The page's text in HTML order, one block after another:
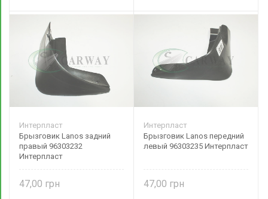
Интерпласт
Брызговик Lanos задний
правый 96303232
Интерпласт
47,00
Интерпласт
Брызговик Lanos передний
левый 96303235 Интерпласт
47,00